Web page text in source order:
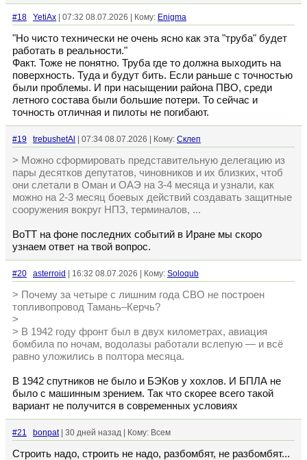
#18 YetiAx | 07:32 08.07.2026 | Кому: Enigma
"Но чисто технически не очень ясно как эта "труба" будет
работать в реальности."
Факт. Тоже не понятно. Труба где то должна выходить на
поверхность. Туда и будут бить. Если раньше с точностью
были проблемы. И при насыщении района ПВО, среди
летного состава были большие потери. То сейчас и
точность отличная и пилоты не погибают.
#19 trebushetAl | 07:34 08.07.2026 | Кому: Склеп
> Можно сформировать представительную делегацию из
пары десятков депутатов, чиновников и их близких, чтоб
они слетали в Оман и ОАЭ на 3-4 месяца и узнали, как
можно на 2-3 месяц боевых действий создавать защитные
сооружения вокруг НПЗ, терминалов, ...
ВоТТ на фоне последних событий в Иране мы скоро
узнаем ответ на твой вопрос.
#20 asterroid | 16:32 08.07.2026 | Кому: Soloqub
> Почему за четыре с лишним года СВО не построен
топливопровод Тамань–Керчь?
>
> В 1942 году фронт был в двух километрах, авиация
бомбила по ночам, водолазы работали вслепую — и всё
равно уложились в полтора месяца.
В 1942 спутников не было и БЭКов у хохлов. И БПЛА не
было с машинным зрением. Так что скорее всего такой
вариант не получится в современных условиях
#21 bonpat| 30 дней назад | Кому: Всем
Строить надо, строить не надо, разбомбят, не разбомбят...